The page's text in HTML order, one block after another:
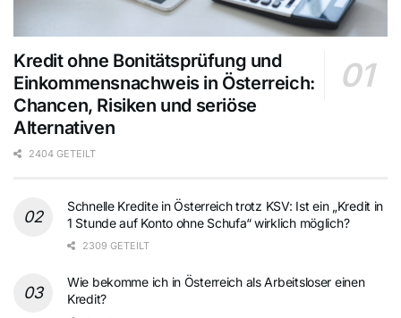
Kredit ohne Bonitätsprüfung und
Einkommensnachweis in Österreich:
Chancen, Risiken und seriöse
Alternativen
2404 GETEILT
Schnelle Kredite in Österreich trotz KSV: Ist ein „Kredit in
1 Stunde auf Konto ohne Schufa“ wirklich möglich?
2309 GETEILT
Wie bekomme ich in Österreich als Arbeitsloser einen
Kredit?